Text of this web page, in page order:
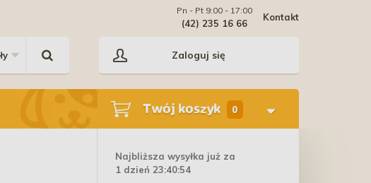
Kontakt
Pn - Pt 9:00 - 17:00
(42) 235 16 66
Zaloguj się
Twój koszyk 0
Najbliższa wysyłka już za
1 dzień 23:40:54